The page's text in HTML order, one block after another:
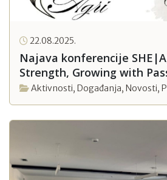
22.08.2025.
Najava konferencije
Strength, Growing with
Aktivnosti, Događanja, Novosti,